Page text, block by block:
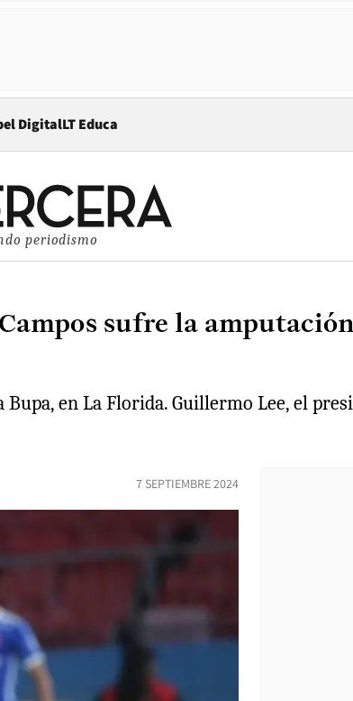
DigitalOpens in new window
LT Educa
periodismo
sufre la
en La Florida. Guillermo Lee, el
7 SEPTIEMBRE 2024